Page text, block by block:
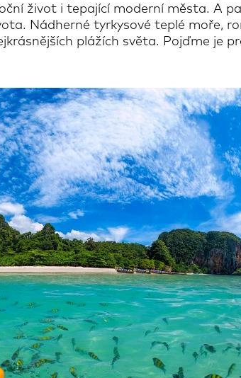
život i tepající moderní města. A
Nádherné tyrkysové teplé moře,
plážích světa. Pojďme je